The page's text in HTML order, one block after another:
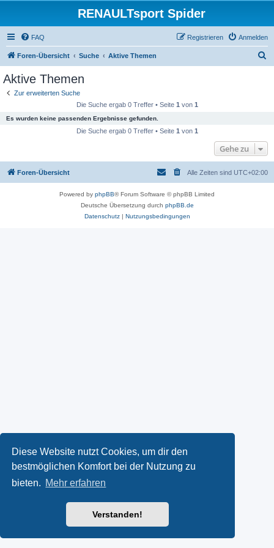
Diese Website nutzt Cookies, um dir den
bestmöglichen Komfort bei der Nutzung zu
bieten. Mehr erfahren
Verstanden!
RENAULTsport Spider
FAQ Anmelden
Registrieren
Foren-Übersicht Suche Aktive Themen
Aktive Themen
Zur erweiterten Suche
Die Suche ergab 0 Treffer • Seite 1 von 1
Es wurden keine passenden Ergebnisse gefunden.
Die Suche ergab 0 Treffer • Seite 1 von 1
Gehe zu
Foren-Übersicht Alle Zeiten sind UTC+02:00
Powered by phpBB® Forum Software © phpBB Limited
Deutsche Übersetzung durch phpBB.de
Datenschutz| Nutzungsbedingungen